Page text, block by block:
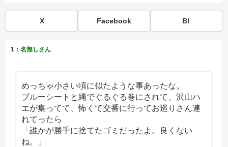
X Facebook B!
1：名無しさん
めっちゃ小さい頃に似たような事あったな。
ブルーシートと縄でぐるぐる巻にされて、沢山ハ
エが集ってて、怖くて交番に行ってお巡りさん連
れてったら
「誰かが勝手に捨てたゴミだったよ。良くない
ね。」